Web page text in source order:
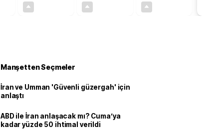
Manşetten Seçmeler
İran ve Umman 'Güvenli güzergah' için
anlaştı
ABD ile İran anlaşacak mı? Cuma’ya
kadar yüzde 50 ihtimal verildi